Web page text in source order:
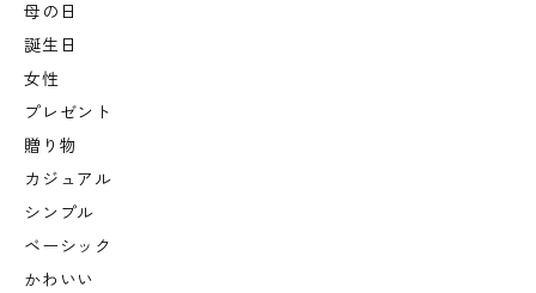
母の日
誕生日
女性
プレゼント
贈り物
カジュアル
シンプル
ベーシック
かわいい